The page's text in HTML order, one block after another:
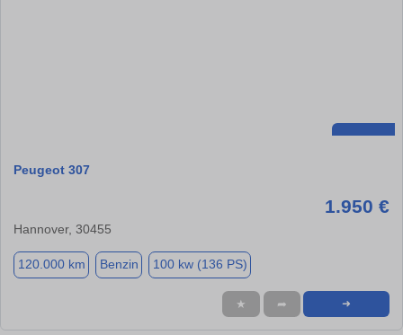
Peugeot 307
1.950 €
Hannover, 30455
120.000 km Benzin 100 kw (136 PS)
★ ➦ ➜